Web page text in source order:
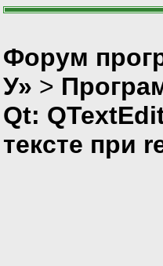
Форум
У» >
Qt:
тексте при